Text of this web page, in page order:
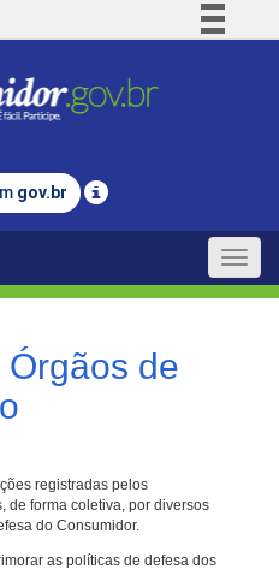
Comunica BR
Legislação
gov.br
Toggle
de
registradas pelos
de forma coletiva, por diversos
do Consumidor.
as políticas de defesa dos